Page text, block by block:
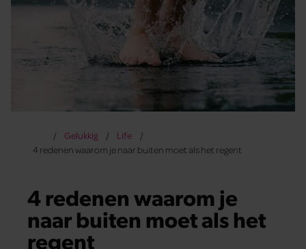
Gelukkig
Life
4 redenen waarom je naar buiten moet als het regent
4 redenen waarom je
naar buiten moet als het
regent